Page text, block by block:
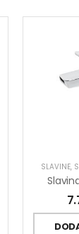
SLAVINE,